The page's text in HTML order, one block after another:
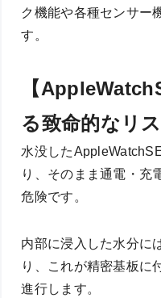
ク機能や各種センサー
す。
【
る致命的なリス
水没した
り、そのまま通電・充
危険です。
内部に浸入した水分に
り、これが精密基板に
進行します。